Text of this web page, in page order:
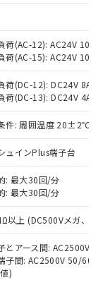
荷(AC-12): AC24V 10A/
荷(AC-15): AC24V
荷(DC-12): DC24V 8A/
荷(DC-13): DC24V 4A/
件: 周囲温度 20±2℃、
ュインPlus端子台
: 最大30回/分
: 最大30回/分
以上 (DC500Vメガ、点
とアース間: AC2500V
子間: AC2500V 50/
)
のうえ
事業取扱
準価格
ので
中には、
品もある
結果は、
社内デー
あり、閲
および標
ことをご
）の非含
のある
物質）の
出す予
物質）の
認中の
で、有
として
などや
ビフェニル
ーテル類
RoHSの
RoHSの
。
へお問
カドミウ
化ビフェ
ち、外国
る商品
を輸出
は、日本
取引許
続きを